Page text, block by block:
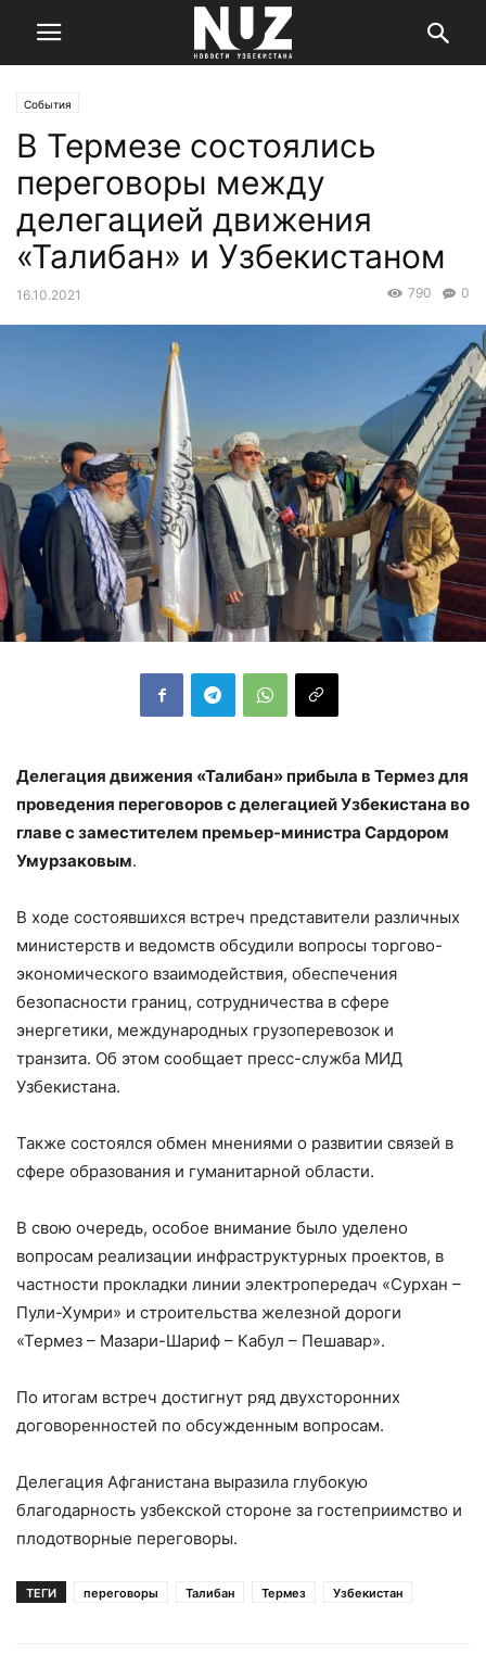
События
В Термезе состоялись
переговоры между
делегацией движения
«Талибан» и Узбекистаном
16.10.2021 0
790
Делегация движения «Талибан» прибыла в Термез для
проведения переговоров с делегацией Узбекистана во
главе с заместителем премьер-министра Сардором
Умурзаковым.
В ходе состоявшихся встреч представители различных
министерств и ведомств обсудили вопросы торгово-
экономического взаимодействия, обеспечения
безопасности границ, сотрудничества в сфере
энергетики, международных грузоперевозок и
транзита. Об этом сообщает пресс-служба МИД
Узбекистана.
Также состоялся обмен мнениями о развитии связей в
сфере образования и гуманитарной области.
В свою очередь, особое внимание было уделено
вопросам реализации инфраструктурных проектов, в
частности прокладки линии электропередач «Сурхан –
Пули-Хумри» и строительства железной дороги
«Термез – Мазари-Шариф – Кабул – Пешавар».
По итогам встреч достигнут ряд двухсторонних
договоренностей по обсужденным вопросам.
Делегация Афганистана выразила глубокую
благодарность узбекской стороне за гостеприимство и
плодотворные переговоры.
ТЕГИ переговоры Талибан Термез Узбекистан